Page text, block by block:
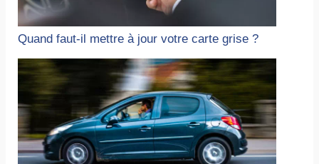
Quand faut-il mettre à jour votre carte grise ?